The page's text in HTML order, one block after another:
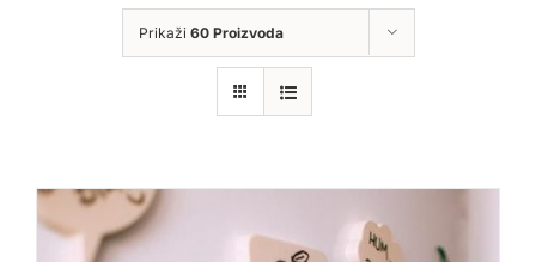
Prikaži 60 Proizvoda